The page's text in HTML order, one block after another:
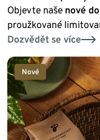
Objevte naše nové
proužkované
Dozvědět se více
Nové